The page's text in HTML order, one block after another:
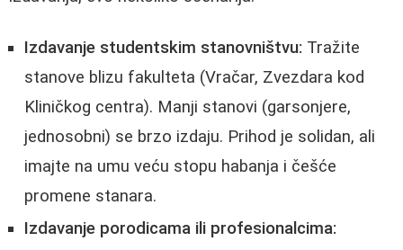
Izdavanje studentskim stanovništvu: Tražite
stanove blizu fakulteta (Vračar, Zvezdara kod
Kliničkog centra). Manji stanovi (garsonjere,
jednosobni) se brzo izdaju. Prihod je solidan, ali
imajte na umu veću stopu habanja i češće
promene stanara.
Izdavanje porodicama ili profesionalcima: